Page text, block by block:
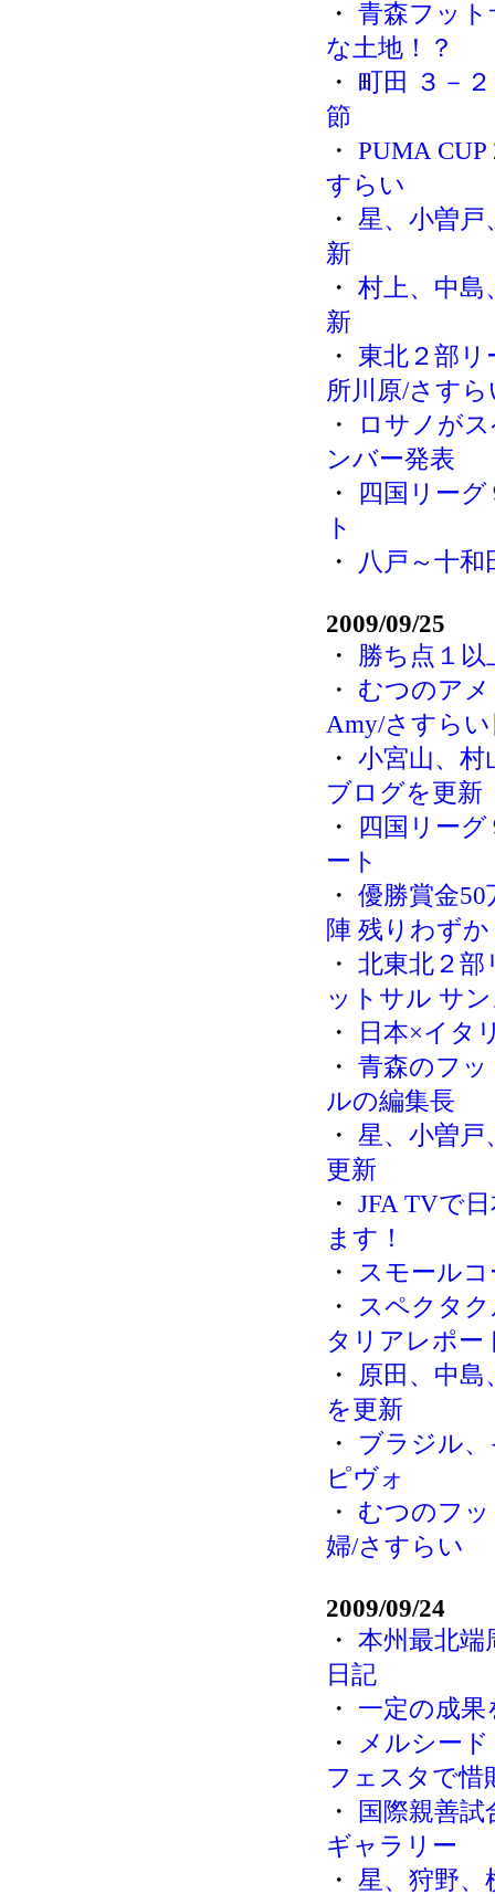
・ 青森フッ
な土地！？
・ 町田 ３－
節
・ PUMA
すらい
・ 星、小曽戸
新
・ 村上、中島
新
・ 東北２部
所川原/さすら
・
ロサノが
ンバー発表
・ 四国リー
ト
・
八戸～十
2009/09/25
・ 勝ち点１
・ むつのア
Amy/さすら
・ 小宮山、村
ブログを更新
・ 四国リー
ート
・ 優勝賞金
陣 残りわずか
・ 北東北２
ットサル サ
・
日本×イタ
・ 青森のフ
ルの編集長
・ 星、小曽戸
更新
・ JFA TVで
ます！
・
スモール
・
スペクタ
タリアレポー
・
原田、中
を更新
・ ブラジル
ピヴォ
・ むつのフ
婦/さすらい
2009/09/24
・ 本州最北
日記
・ 一定の成
・
メルシー
フェスタで惜
・ 国際親善
ギャラリー
・ 星、狩野、